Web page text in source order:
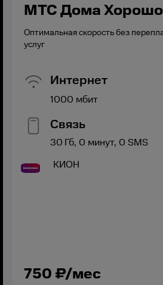
МТС Дома Хорошо
Оптимальная скорость без
услуг
Интернет
1000 мбит
Связь
30 Гб, 0 минут, 0 SMS
КИОН
750 ₽/мес